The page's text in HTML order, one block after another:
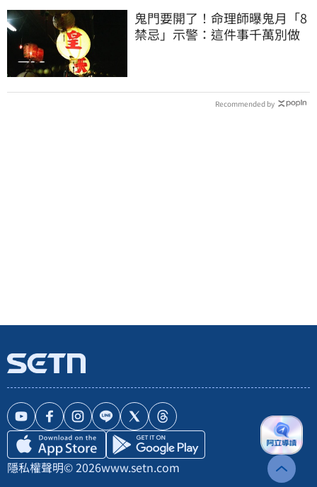
鬼門要開了！命理師曝鬼月「8
禁忌」示警：這件事千萬別做
Recommended by
隱私權聲明© 2026www.setn.com